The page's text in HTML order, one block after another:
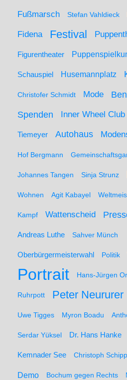
Fußmarsch Stefan Vahldieck
Fidena Festival
Figurentheater
Schauspiel Husemannplatz
Christofer Schmidt Mode
Spenden Inner Wheel
Tiemeyer Autohaus
Hof Bergmann
Johannes Tangen Sinja Strunz
Wohnen Agit Kabayel
Kampf Wattenscheid
Andreas Luthe Sahver Münch
Oberbürgermeisterwahl Politik
Portrait Hans-Jürgen
Ruhrpott Peter Neururer
Uwe Tigges Myron Boadu
Serdar Yüksel Dr. Hans Hanke
Kemnader See Christoph
Demo Bochum gegen Rechts